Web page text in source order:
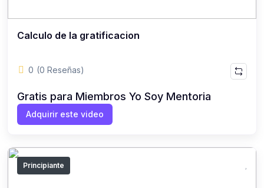
Calculo de la gratificacion
0 (0 Reseñas)
Gratis para Miembros Yo Soy Mentoria
Adquirir este video
Principiante